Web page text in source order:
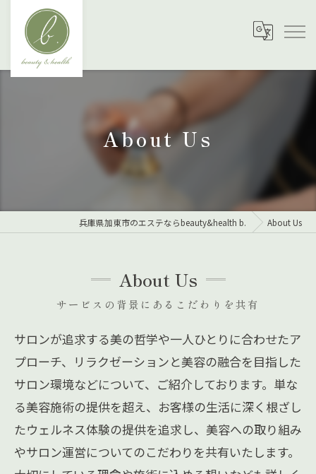
About Us
兵庫県加東市のエステならbeauty&health b. About Us
サービスの背景にあるこだわりを共有
About Us
サロンが追求する美の哲学や一人ひとりに合わせたア
プローチ、リラクゼーションと美容の融合を目指した
サロン環境などについて、ご紹介しております。単な
る美容施術の提供を超え、お客様の生活に深く根ざし
たウェルネス体験の提供を追求し、美容への取り組み
やサロン運営についてのこだわりを共有いたします。